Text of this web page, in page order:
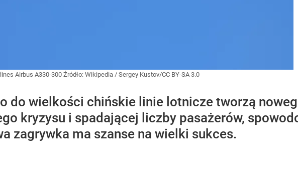
Airbus A330-300 Źródło: Wikipedia / Sergey Kustov/CC BY-SA 3.0
do wielkości chińskie linie lotnicze tworzą
kryzysu i spadającej liczby pasażerów,
zagrywka ma szanse na wielki sukces.